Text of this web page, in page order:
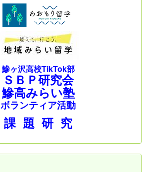
鰺ヶ沢高校TikTok部
ＳＢＰ研究会
鰺高みらい塾
ボランティア活動
課 題 研 究